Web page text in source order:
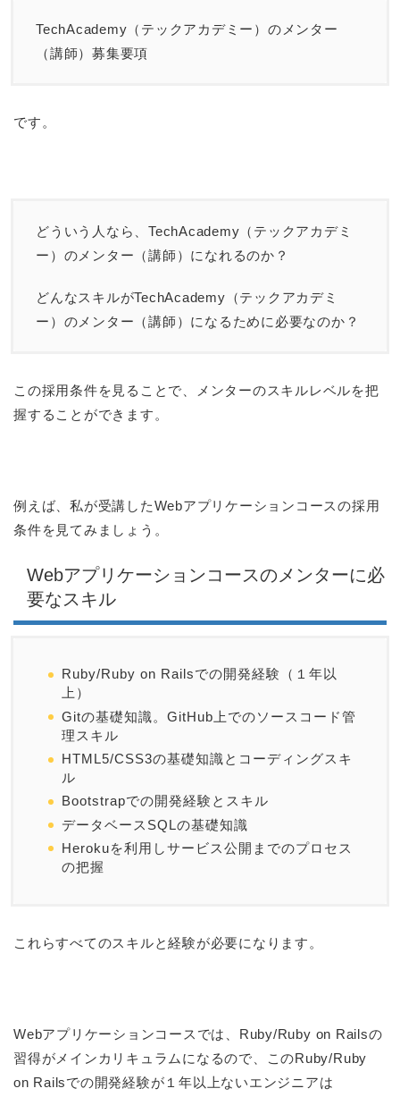
TechAcademy（テックアカデミー）のメンター
（講師）募集要項
です。
どういう人なら、TechAcademy（テックアカデミ
ー）のメンター（講師）になれるのか？
どんなスキルがTechAcademy（テックアカデミ
ー）のメンター（講師）になるために必要なのか？
この採用条件を見ることで、メンターのスキルレベルを把
握することができます。
例えば、私が受講したWebアプリケーションコースの採用
条件を見てみましょう。
Webアプリケーションコースのメンターに必
要なスキル
Ruby/Ruby on Railsでの開発経験（１年以
上）
Gitの基礎知識。GitHub上でのソースコード管
理スキル
HTML5/CSS3の基礎知識とコーディングスキ
ル
Bootstrapでの開発経験とスキル
データベースSQLの基礎知識
Herokuを利用しサービス公開までのプロセス
の把握
これらすべてのスキルと経験が必要になります。
Webアプリケーションコースでは、Ruby/Ruby on Railsの
習得がメインカリキュラムになるので、このRuby/Ruby
on Railsでの開発経験が１年以上ないエンジニアは